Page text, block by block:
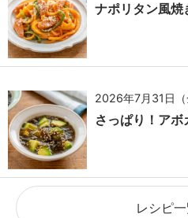
ナポリタン風焼
2026年7月31日（
さっぱり！アボ
レシピ